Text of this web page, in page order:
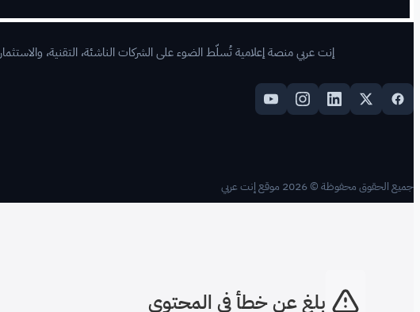
إنت عربي منصة إعلامية تُسلّط الضوء على الشركات الناشئة، التقنية، والاستثمار
جميع الحقوق محفوظة © 2026 موقع إنت عربي
بلغ عن خطأ في المحتوى